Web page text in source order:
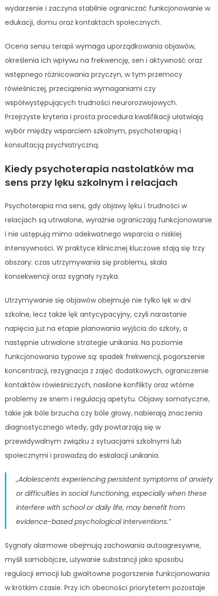
wydarzenie i zaczyna stabilnie ograniczać funkcjonowanie w
edukacji, domu oraz kontaktach społecznych.
Ocena sensu terapii wymaga uporządkowania objawów,
określenia ich wpływu na frekwencję, sen i aktywność oraz
wstępnego różnicowania przyczyn, w tym przemocy
rówieśniczej, przeciążenia wymaganiami czy
współwystępujących trudności neurorozwojowych.
Przejrzyste kryteria i prosta procedura kwalifikacji ułatwiają
wybór między wsparciem szkolnym, psychoterapią i
konsultacją psychiatryczną.
Kiedy psychoterapia nastolatków ma
sens przy lęku szkolnym i relacjach
Psychoterapia ma sens, gdy objawy lęku i trudności w
relacjach są utrwalone, wyraźnie ograniczają funkcjonowanie
i nie ustępują mimo adekwatnego wsparcia o niskiej
intensywności. W praktyce klinicznej kluczowe stają się trzy
obszary: czas utrzymywania się problemu, skala
konsekwencji oraz sygnały ryzyka.
Utrzymywanie się objawów obejmuje nie tylko lęk w dni
szkolne, lecz także lęk antycypacyjny, czyli narastanie
napięcia już na etapie planowania wyjścia do szkoły, a
następnie utrwalone strategie unikania. Na poziomie
funkcjonowania typowe są: spadek frekwencji, pogorszenie
koncentracji, rezygnacja z zajęć dodatkowych, ograniczenie
kontaktów rówieśniczych, nasilone konflikty oraz wtórne
problemy ze snem i regulacją apetytu. Objawy somatyczne,
takie jak bóle brzucha czy bóle głowy, nabierają znaczenia
diagnostycznego wtedy, gdy powtarzają się w
przewidywalnym związku z sytuacjami szkolnymi lub
społecznymi i prowadzą do eskalacji unikania.
„Adolescents experiencing persistent symptoms of anxiety
or difficulties in social functioning, especially when these
interfere with school or daily life, may benefit from
evidence-based psychological interventions.”
Sygnały alarmowe obejmują zachowania autoagresywne,
myśli samobójcze, używanie substancji jako sposobu
regulacji emocji lub gwałtowne pogorszenie funkcjonowania
w krótkim czasie. Przy ich obecności priorytetem pozostaje